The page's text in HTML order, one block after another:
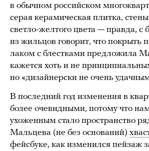
в обычном российском
серая керамическая плитка,
светло-желтого цвета — правда, с
из жильцов говорит, что покрыть
лаком с блестками предложила
кажется хоть и не
но «дизайнерски не очень
В последний год изменения в
более очевидными, потому что
ухоженным стало пространство
Мальцева (не без оснований)
фейсбуке, как изменился пейзаж